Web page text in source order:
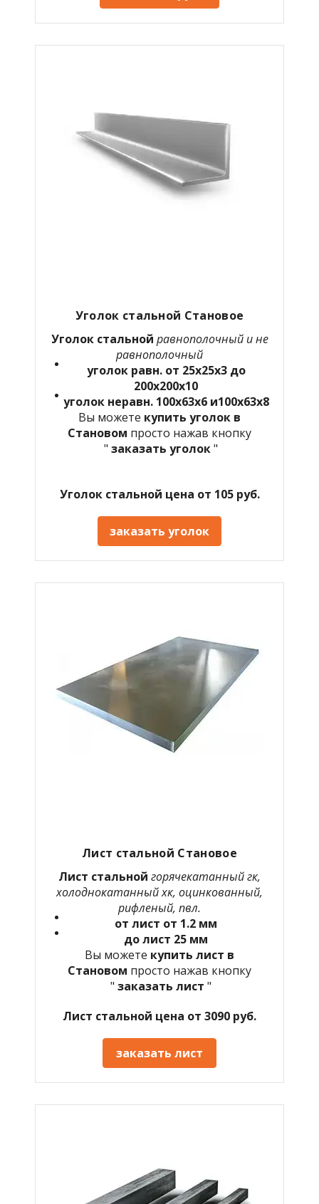
Уголок стальной Становое
Уголок стальной равнополочный и не
равнополочный
уголок равн. от 25х25х3 до
200х200х10
уголок неравн. 100х63х6 и100х63х8
Вы можете купить уголок в
Становом просто нажав кнопку
" заказать уголок"
Уголок стальной цена от 105 руб.
заказать уголок
Лист стальной Становое
Лист стальной горячекатанный гк,
холоднокатанный хк, оцинкованный,
рифленый, пвл.
от лист от 1.2 мм
до лист 25 мм
Вы можете купить лист в
Становом просто нажав кнопку
" заказать лист "
Лист стальной цена от 3090 руб.
заказать лист